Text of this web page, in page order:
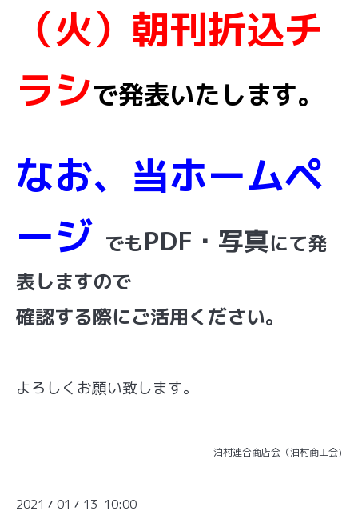
（火） 朝刊折込チ
ラシで発表いたします。
なお、当ホームペ
ージ でもPDF・写真にて発
表しますので
確認する際にご活用ください。
よろしくお願い致します。
泊村連合商店会（泊村商工会)
2021 / 01 / 13 10:00